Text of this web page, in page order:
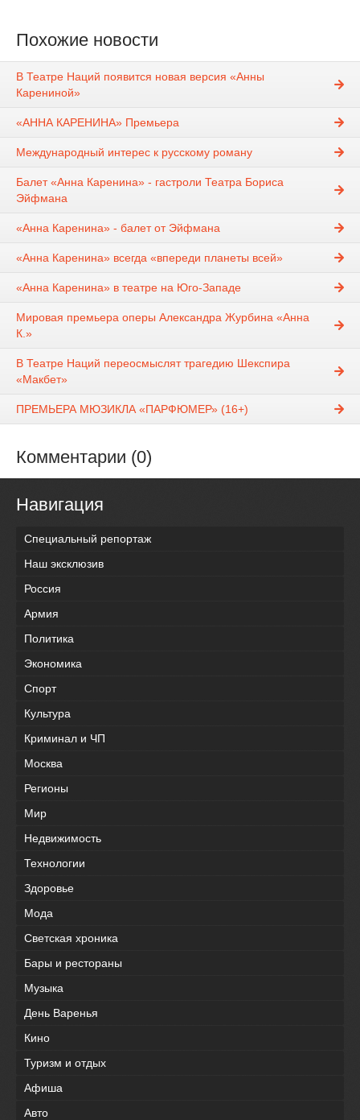
Похожие новости
В Театре Наций появится новая версия «Анны
Карениной»
«АННА КАРЕНИНА» Премьера
Международный интерес к русскому роману
Балет «Анна Каренина» - гастроли Театра Бориса
Эйфмана
«Анна Каренина» - балет от Эйфмана
«Анна Каренина» всегда «впереди планеты всей»
«Анна Каренина» в театре на Юго-Западе
Мировая премьера оперы Александра Журбина «Анна
К.»
В Театре Наций переосмыслят трагедию Шекспира
«Макбет»
ПРЕМЬЕРА МЮЗИКЛА «ПАРФЮМЕР» (16+)
Комментарии (0)
Навигация
Специальный репортаж
Наш эксклюзив
Россия
Армия
Политика
Экономика
Спорт
Культура
Криминал и ЧП
Москва
Регионы
Мир
Недвижимость
Технологии
Здоровье
Мода
Светская хроника
Бары и рестораны
Музыка
День Варенья
Кино
Туризм и отдых
Афиша
Авто